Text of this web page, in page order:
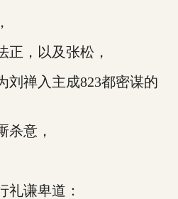
，以及张松，
禅入主成823都密谋的
意，
谦卑道：